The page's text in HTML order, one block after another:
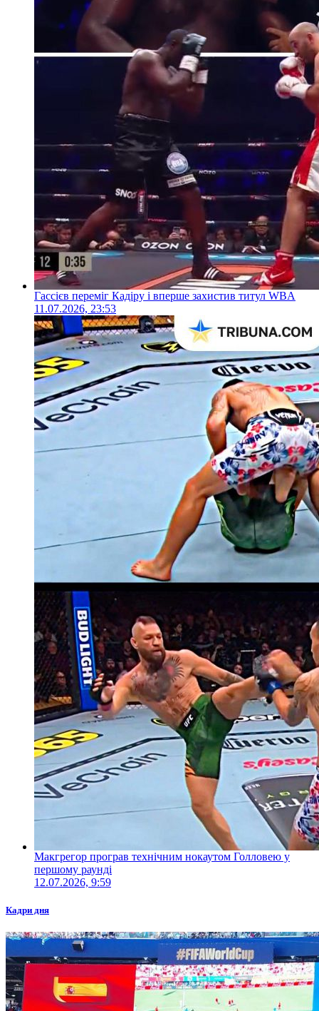
Гассієв переміг Кадіру і вперше захистив титул WBA
11.07.2026, 23:53
Макгрегор програв технічним нокаутом Голловею у
першому раунді
12.07.2026, 9:59
Кадри дня